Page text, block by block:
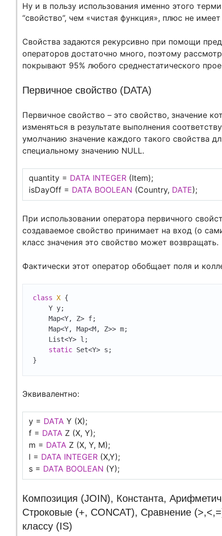
Ну и в пользу использования именно этого
“свойство”, чем «чистая функция», плюс не
Свойства задаются рекурсивно при помощи
операторов достаточно много, поэтому
покрывают 95% любого среднестатического
Первичное свойство (DATA)
Первичное свойство – это свойство, значение
изменяться в результате выполнения
умолчанию значение каждого такого свойства
специальному значению NULL.
quantity = DATA INTEGER (Item);
isDayOff = DATA BOOLEAN (Country, DATE);
При использовании оператора первичного
создаваемое свойство принимает на вход (о
класс значения это свойство может возвращать.
Фактически этот оператор обобщает поля и
class X {
static Set<Y> s;
Эквивалентно:
y = DATA Y (X);
f = DATA Z (X, Y);
m = DATA Z (X, Y, M);
l = DATA INTEGER (X,Y);
s = DATA BOOLEAN (Y);
Композиция (JOIN), Константа,
Строковые (+, CONCAT), Сравнение
классу (IS)